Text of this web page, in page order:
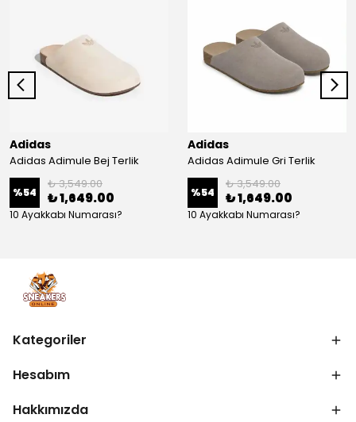
Adidas
Adidas Adimule Bej Terlik
%54
₺ 3,549.00
₺ 1,649.00
10 Ayakkabı Numarası?
Adidas
Adidas Adimule Gri Terlik
%54
₺ 3,549.00
₺ 1,649.00
10 Ayakkabı Numarası?
Kategoriler
Hesabım
Hakkımızda